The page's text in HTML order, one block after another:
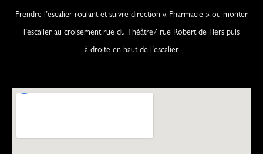
Prendre l’escalier roulant et suivre direction « Pharmacie » ou monter
l’escalier au croisement rue du Théâtre/ rue Robert de Flers puis
à droite en haut de l’escalier